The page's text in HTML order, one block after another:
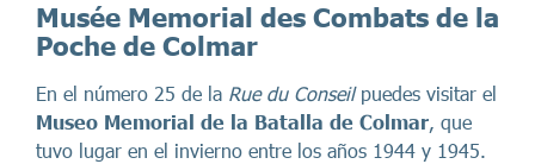
Musée Memorial des Combats de la
Poche de Colmar
En el número 25 de la Rue du Conseilpuedes visitar el
Museo Memorial de la Batalla de Colmar, que
tuvo lugar en el invierno entre los años 1944 y 1945.